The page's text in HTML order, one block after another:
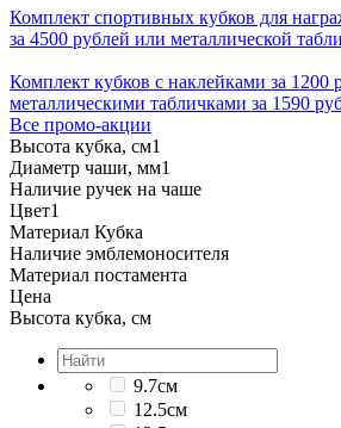
Комплект спортивных кубков для
за 4500 рублей или металлической
Комплект кубков с наклейками за 1200
металлическими табличками за 1590
Все промо-акции
Высота кубка, см1
Диаметр чаши, мм1
Наличие ручек на чаше
Цвет1
Материал Кубка
Наличие эмблемоносителя
Материал постамента
Цена
Высота кубка, см
9.7см
12.5см